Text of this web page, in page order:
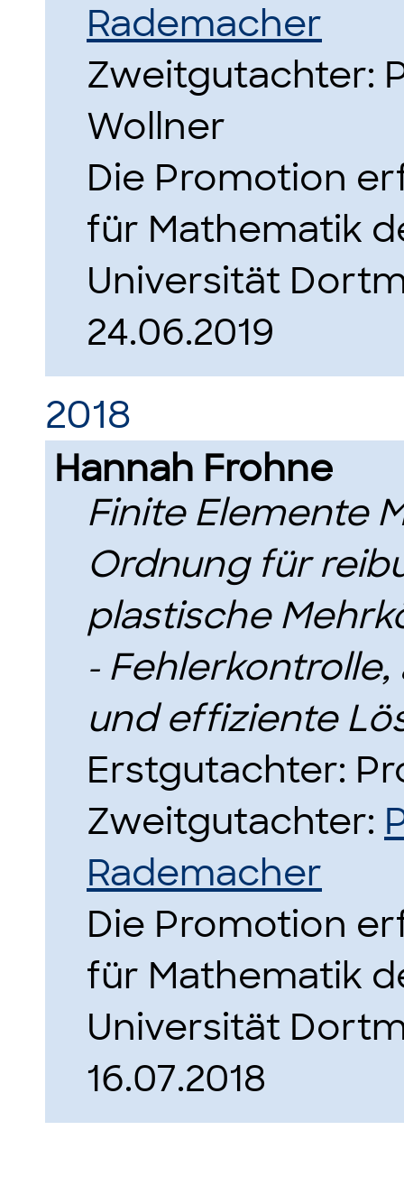
Rademacher
Zweitgutachter:
Wollner
Die Promotion
für Mathematik
Universität
24.06.2019
2018
Hannah Frohne
Finite Elemente
Ordnung für
plastische
-
und effiziente
Erstgutachter:
Zweitgutachter:
Rademacher
Die Promotion
für Mathematik
Universität
16.07.2018